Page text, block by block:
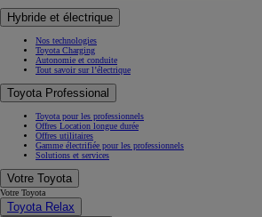
Hybride et électrique
Nos technologies
Toyota Charging
Autonomie et conduite
Tout savoir sur l’électrique
Toyota Professional
Toyota pour les professionnels
Offres Location longue durée
Offres utilitaires
Gamme électrifiée pour les professionnels
Solutions et services
Votre Toyota
Votre Toyota
Toyota Relax